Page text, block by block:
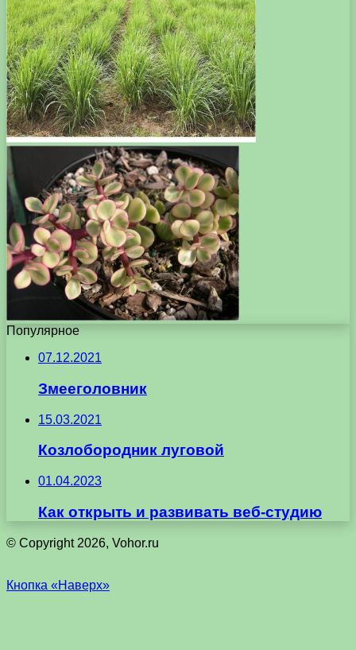
Популярное
07.12.2021
Змееголовник
15.03.2021
Козлобородник луговой
01.04.2023
Как открыть и развивать веб-студию
© Copyright 2026, Vohor.ru
Кнопка «Наверх»